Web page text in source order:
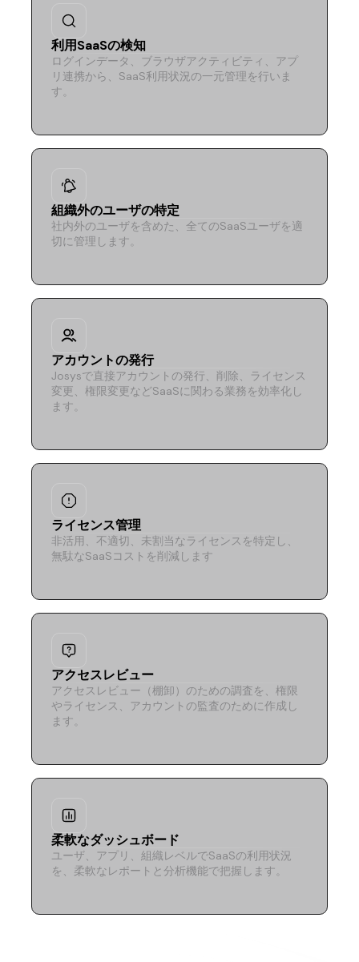
利用SaaSの検知
ログインデータ、ブラウザアクティビティ、アプ
リ連携から、SaaS利用状況の一元管理を行いま
す。
組織外のユーザの特定
社内外のユーザを含めた、全てのSaaSユーザを適
切に管理します。
アカウントの発行
Josysで直接アカウントの発行、削除、ライセンス
変更、権限変更などSaaSに関わる業務を効率化し
ます。
ライセンス管理
非活用、不適切、未割当なライセンスを特定し、
無駄なSaaSコストを削減します
アクセスレビュー
アクセスレビュー（棚卸）のための調査を、権限
やライセンス、アカウントの監査のために作成し
ます。
柔軟なダッシュボード
ユーザ、アプリ、組織レベルでSaaSの利用状況
を、柔軟なレポートと分析機能で把握します。